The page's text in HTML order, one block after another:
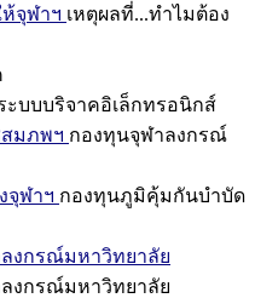
จุฬาฯ เหตุผลที่...ทำไมต้อง
ะบบบริจาคอิเล็กทรอนิกส์
มภพฯ กองทุนจุฬาลงกรณ์
จุฬาฯ กองทุนภูมิคุ้มกันบำบัด
ลงกรณ์มหาวิทยาลัย
ลงกรณ์มหาวิทยาลัย